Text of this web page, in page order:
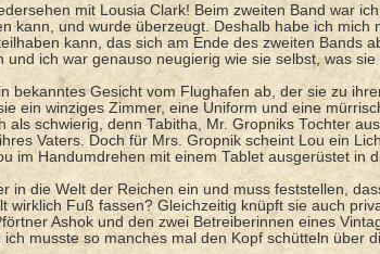
mit Lousia Clark! Beim zweiten Band war
kann, und wurde überzeugt. Deshalb habe ich
kann, das sich am Ende des zweiten Bands
und ich war genauso neugierig wie sie selbst, was sie
bekanntes Gesicht vom Flughafen ab, der sie zu
ein winziges Zimmer, eine Uniform und eine
als schwierig, denn Tabitha, Mr. Gropniks Tochter
Vaters. Doch für Mrs. Gropnik scheint Lou ein
im Handumdrehen mit einem Tablet ausgerüstet in
in die Welt der Reichen ein und muss feststellen,
wirklich Fuß fassen? Gleichzeitig knüpft sie auch
Ashok und den zwei Betreiberinnen eines
musste so manches mal den Kopf schütteln über